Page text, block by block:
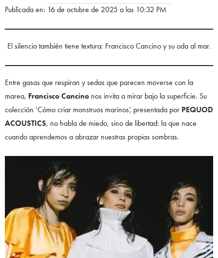
Publicada en: 16 de octubre de 2025 a las 10:32 PM
El silencio también tiene textura: Francisco Cancino y su oda al mar.
Entre gasas que respiran y sedas que parecen moverse con la
marea, Francisco Cancino nos invita a mirar bajo la superficie. Su
colección ‘Cómo criar monstruos marinos’, presentada por PEQUOD
ACOUSTICS, no habla de miedo, sino de libertad: la que nace
cuando aprendemos a abrazar nuestras propias sombras.